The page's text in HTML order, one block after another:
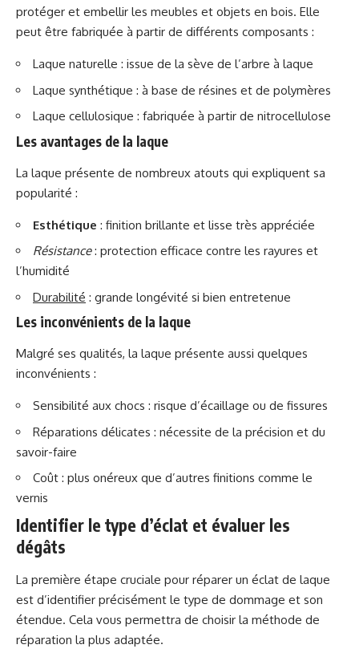
protéger et embellir les meubles et objets en bois. Elle
peut être fabriquée à partir de différents composants :
Laque naturelle : issue de la sève de l’arbre à laque
Laque synthétique : à base de résines et de polymères
Laque cellulosique : fabriquée à partir de nitrocellulose
Les avantages de la laque
La laque présente de nombreux atouts qui expliquent sa
popularité :
Esthétique : finition brillante et lisse très appréciée
Résistance: protection efficace contre les rayures et
l’humidité
Durabilité : grande longévité si bien entretenue
Les inconvénients de la laque
Malgré ses qualités, la laque présente aussi quelques
inconvénients :
Sensibilité aux chocs : risque d’écaillage ou de fissures
Réparations délicates : nécessite de la précision et du
savoir-faire
Coût : plus onéreux que d’autres finitions comme le
vernis
Identifier le type d’éclat et évaluer les
dégâts
La première étape cruciale pour réparer un éclat de laque
est d’identifier précisément le type de dommage et son
étendue. Cela vous permettra de choisir la méthode de
réparation la plus adaptée.